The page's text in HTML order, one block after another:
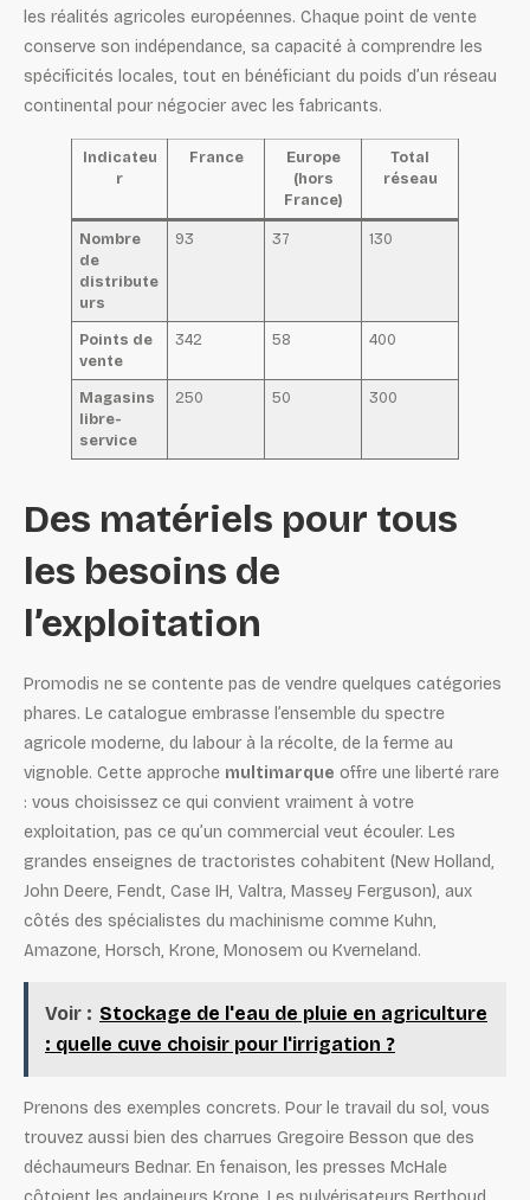
les réalités agricoles européennes. Chaque point de vente
conserve son indépendance, sa capacité à comprendre les
spécificités locales, tout en bénéficiant du poids d’un réseau
continental pour négocier avec les fabricants.
Indicateu
r
France
Europe
(hors
France)
Total
réseau
Nombre
de
distribute
urs
93 37 130
Points de
vente
342 58 400
Magasins
libre-
service
250 50 300
Des matériels pour tous
les besoins de
l’exploitation
Promodis ne se contente pas de vendre quelques catégories
phares. Le catalogue embrasse l’ensemble du spectre
agricole moderne, du labour à la récolte, de la ferme au
vignoble. Cette approche multimarque offre une liberté rare
: vous choisissez ce qui convient vraiment à votre
exploitation, pas ce qu’un commercial veut écouler. Les
grandes enseignes de tractoristes cohabitent (New Holland,
John Deere, Fendt, Case IH, Valtra, Massey Ferguson), aux
côtés des spécialistes du machinisme comme Kuhn,
Amazone, Horsch, Krone, Monosem ou Kverneland.
Voir : Stockage de l'eau de pluie en agriculture
: quelle cuve choisir pour l'irrigation ?
Prenons des exemples concrets. Pour le travail du sol, vous
trouvez aussi bien des charrues Gregoire Besson que des
déchaumeurs Bednar. En fenaison, les presses McHale